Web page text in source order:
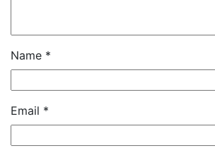
Name *
Email *